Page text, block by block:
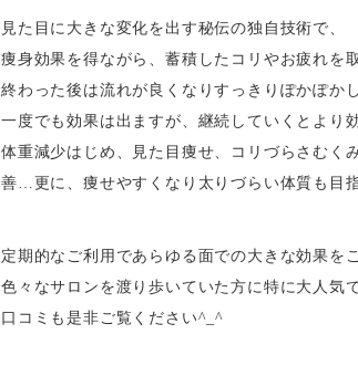
見た目に大きな変化を出す秘伝の独自技術で、
痩身効果を得ながら、蓄積したコリやお疲れを
終わった後は流れが良くなりすっきりぽかぽか
一度でも効果は出ますが、継続していくとより
体重減少はじめ、見た目痩せ、コリづらさむく
善…更に、痩せやすくなり太りづらい体質も目
定期的なご利用であらゆる面での大きな効果
色々なサロンを渡り歩いていた方に特に大人気で
口コミも是非ご覧ください^_^